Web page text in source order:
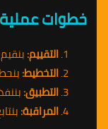
خطوات
التقييم:
التخطيط:
التطبيق:
المراقبة: